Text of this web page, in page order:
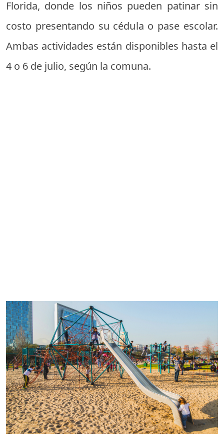
Florida, donde los niños pueden patinar sin
costo presentando su cédula o pase escolar.
Ambas actividades están disponibles hasta el
4 o 6 de julio, según la comuna.